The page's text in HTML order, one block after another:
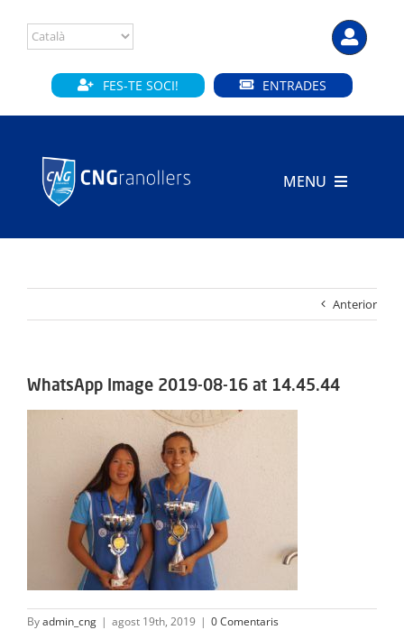
content
FES-TE SOCI! ENTRADES
MENU
SECCIONS
ACTIVITATS
INFANTS
Anterior
WhatsApp Image 2019-08-16 at 14.45.44
Byadmin_cng | agost 19th, 2019 | 0 Comentaris